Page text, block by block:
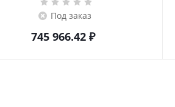
Под заказ
745 966.42₽